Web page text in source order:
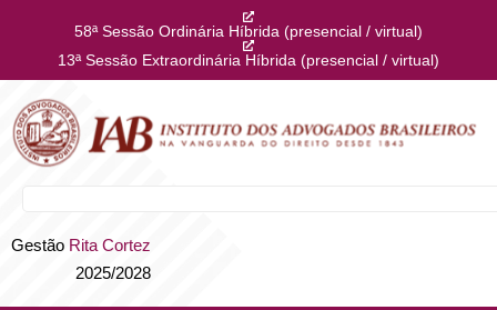
58ª Sessão Ordinária Híbrida (presencial / virtual)
13ª Sessão Extraordinária Híbrida (presencial / virtual)
Gestão Rita Cortez
2025/2028